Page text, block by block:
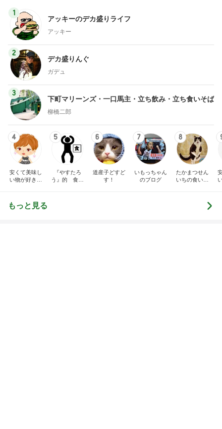
1
アッキーのデカ盛りライフ
アッキー
2
デカ盛りんぐ
ガデュ
3
下町マリーンズ・一口馬主・立ち飲み・立ち食いそば
柳橋二郎
4
安くて美味し
い物が好き☆
5
『やすたろ
う』的 食の
6
道産子どすど
す！
7
いもっちゃん
のブログ
8
たかまつせん
いちの食い散
もっと見る